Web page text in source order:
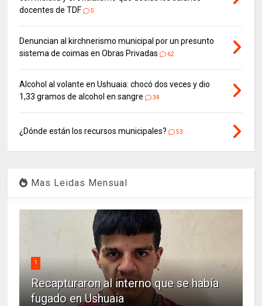
docentes de TDF
5
Denuncian al kirchnerismo municipal por un presunto
sistema de coimas en Obras Privadas
62
Alcohol al volante en Ushuaia: chocó dos veces y dio
1,33 gramos de alcohol en sangre
34
¿Dónde están los recursos municipales? 53
Mas Leidas Mensual
1
Recapturaron al interno que se había
fugado en Ushuaia